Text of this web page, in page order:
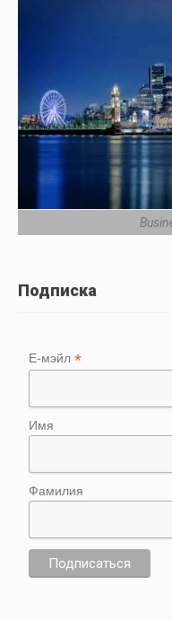
Подписка
Е-мэйл*
Имя
Фамилия